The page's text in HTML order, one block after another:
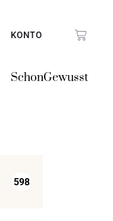
KONTO
SchonGewusst
598